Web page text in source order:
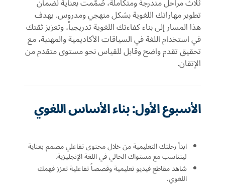
تطوير مهاراتك اللغوية بشكل منهجي ومدروس. يهدف
هذا المسار إلى بناء كفاءتك اللغوية تدريجياً، وتعزيز ثقتك
في استخدام اللغة في السياقات الأكاديمية والمهنية، مع
تحقيق تقدم واضح وقابل للقياس نحو مستوى متقدم من
الإتقان.
الأسبوع الأول: بناء الأساس اللغوي
ابدأ رحلتك التعليمية من خلال محتوى تفاعلي مصمم بعناية
ليتناسب مع مستواك الحالي في اللغة الإنجليزية.
شاهد مقاطع فيديو تعليمية وقصصاً تفاعلية تعزز فهمك
اللغوي.